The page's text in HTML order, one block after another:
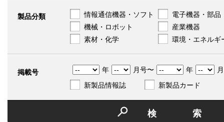
製品分類 情報通信機器・ソフト
電子機器・部品
機械・ロボット
産業機器
素材・化学
環境・エネルギ
掲載号 年 月号〜 年
新製品情報誌
新製品カード
検